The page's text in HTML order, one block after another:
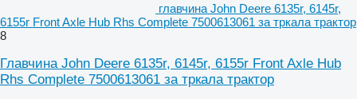
главчина John Deere 6135r, 6145r,
6155r Front Axle Hub Rhs Complete 7500613061 за тркала трактор
8
Главчина John Deere 6135r, 6145r, 6155r Front Axle Hub
Rhs Complete 7500613061 за тркала трактор